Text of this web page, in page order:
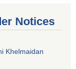
Notices
Khelmaidan